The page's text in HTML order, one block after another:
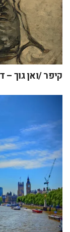
קיפר /ואן גוך –